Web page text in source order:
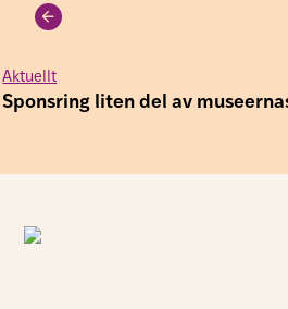
Aktuellt
Sponsring liten del av